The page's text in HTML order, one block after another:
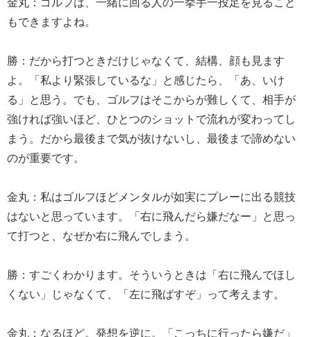
もできますよね。
勝：だから打つときだけじゃなくて、結構、顔も見ます
よ。「私より緊張しているな」と感じたら、「あ、いけ
る」と思う。でも、ゴルフはそこからが難しくて、相手が
強ければ強いほど、ひとつのショットで流れが変わってし
まう。だから最後まで気が抜けないし、最後まで諦めない
のが重要です。
金丸：私はゴルフほどメンタルが如実にプレーに出る競技
はないと思っています。「右に飛んだら嫌だなー」と思っ
て打つと、なぜか右に飛んでしまう。
勝：すごくわかります。そういうときは「右に飛んでほし
くない」じゃなくて、「左に飛ばすぞ」って考えます。
金丸：なるほど。発想を逆に。「こっちに行ったら嫌だ」